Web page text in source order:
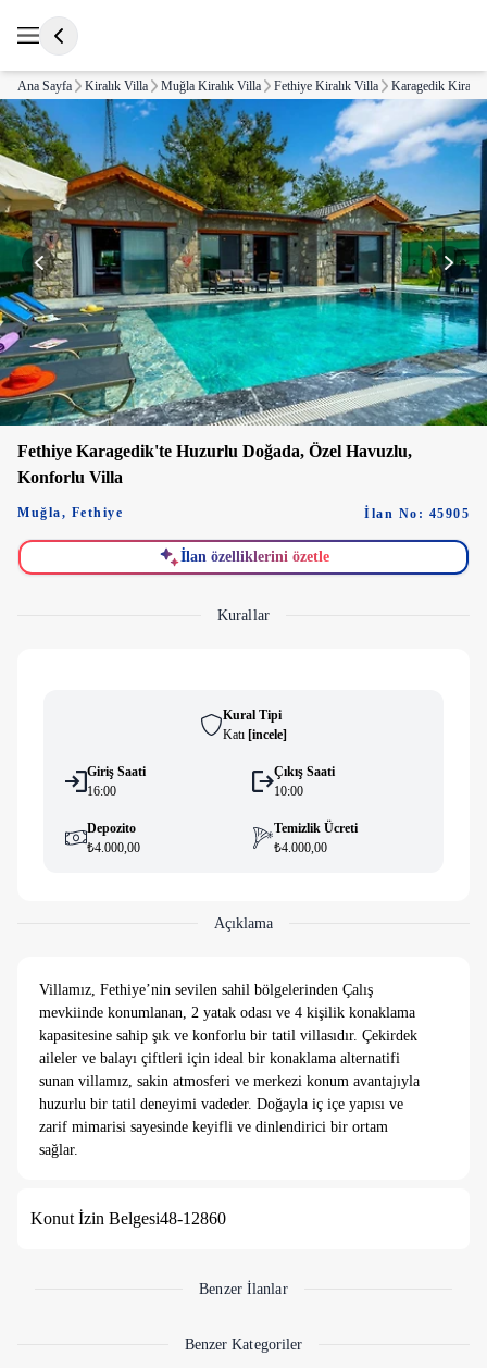
Ana Sayfa Kiralık Villa Muğla Kiralık Villa Fethiye Kiralık Villa Karagedik
Fethiye Karagedik'te Huzurlu Doğada, Özel Havuzlu,
Konforlu Villa
Muğla, Fethiye İlan No: 45905
İlan özelliklerini özetle
Kurallar
Kural Tipi
Katı [i̇ncele]
Giriş Saati
16:00
Çıkış Saati
10:00
Depozito
₺4.000,00
Temizlik Ücreti
₺4.000,00
Açıklama
Villamız, Fethiye’nin sevilen sahil bölgelerinden Çalış
mevkiinde konumlanan, 2 yatak odası ve 4 kişilik konaklama
kapasitesine sahip şık ve konforlu bir tatil villasıdır. Çekirdek
aileler ve balayı çiftleri için ideal bir konaklama alternatifi
sunan villamız, sakin atmosferi ve merkezi konum avantajıyla
huzurlu bir tatil deneyimi vadeder. Doğayla iç içe yapısı ve
zarif mimarisi sayesinde keyifli ve dinlendirici bir ortam
sağlar.
Yatak Odaları
Salon içerisinde oturma grubu, TV, klima, sehpa,
Konut İzin Belgesi48-12860
Benzer İlanlar
Benzer Kategoriler